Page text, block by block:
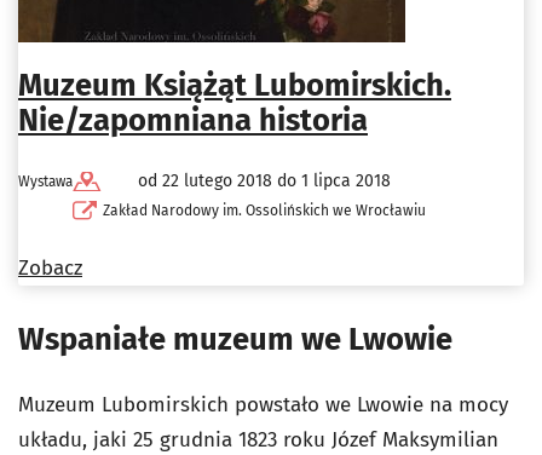
Muzeum Książąt Lubomirskich.
Nie/zapomniana historia
Wystawa od 22 lutego 2018 do 1 lipca 2018
Zakład Narodowy im. Ossolińskich we Wrocławiu
Zobacz
Wspaniałe muzeum we Lwowie
Muzeum Lubomirskich powstało we Lwowie na mocy
układu, jaki 25 grudnia 1823 roku Józef Maksymilian